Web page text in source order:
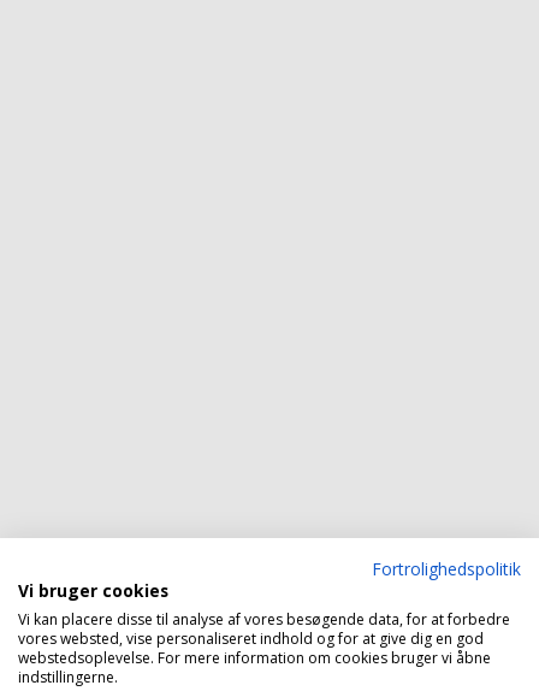
Fortrolighedspolitik
Vi bruger cookies
Vi kan placere disse til analyse af vores besøgende data, for at forbedre
vores websted, vise personaliseret indhold og for at give dig en god
webstedsoplevelse. For mere information om cookies bruger vi åbne
indstillingerne.